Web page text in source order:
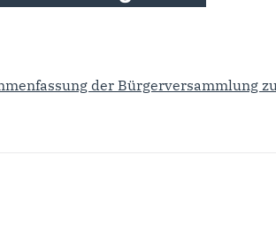
der Bürgerversammlung